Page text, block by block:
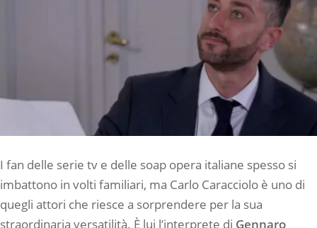
I fan delle serie tv e delle soap opera italiane spesso si
imbattono in volti familiari, ma Carlo Caracciolo è uno di
quegli attori che riesce a sorprendere per la sua
straordinaria versatilità. È lui l’interprete di Gennaro